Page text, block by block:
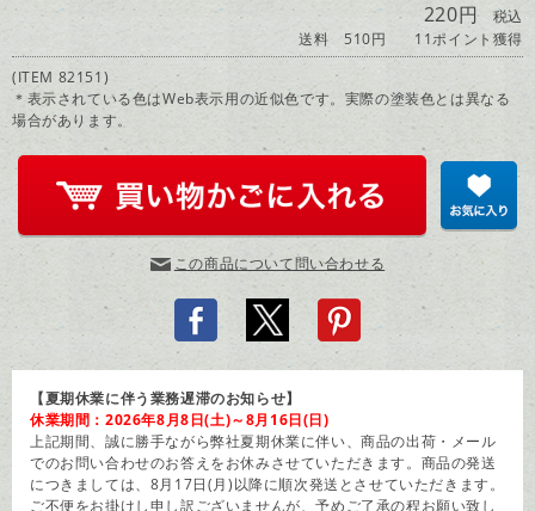
220円税込
送料 510円
11ポイント獲得
(ITEM 82151)
＊表示されている色はWeb表示用の近似色です。実際の塗装色とは異なる
場合があります。
この商品について問い合わせる
【夏期休業に伴う業務遅滞のお知らせ】
休業期間：2026年8月8日(土)～8月16日(日)
上記期間、誠に勝手ながら弊社夏期休業に伴い、商品の出荷・メール
でのお問い合わせのお答えをお休みさせていただきます。商品の発送
につきましては、8月17日(月)以降に順次発送とさせていただきます。
ご不便をお掛けし申し訳ございませんが、予めご了承の程お願い致し